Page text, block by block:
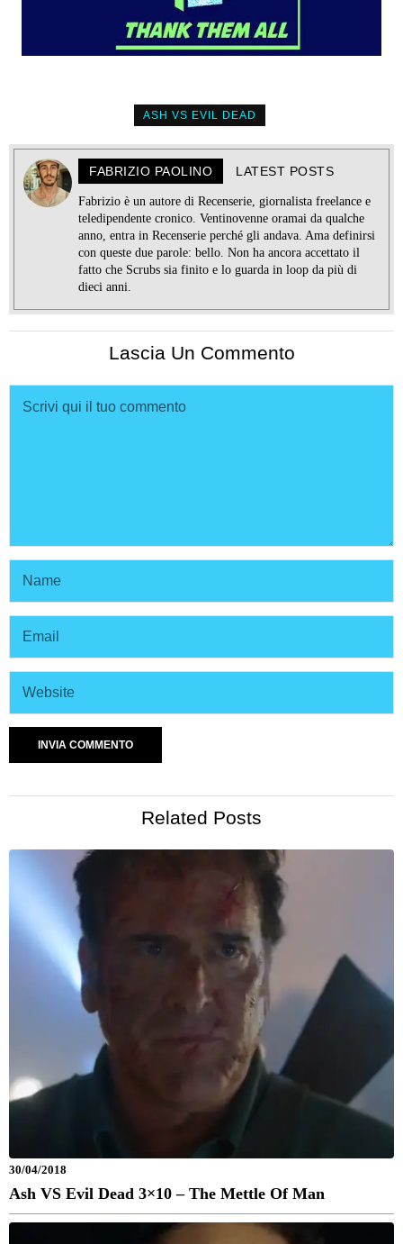
ASH VS EVIL DEAD
FABRIZIO PAOLINO LATEST POSTS
Fabrizio è un autore di Recenserie, giornalista freelance e
teledipendente cronico. Ventinovenne oramai da qualche
anno, entra in Recenserie perché gli andava. Ama definirsi
con queste due parole: bello. Non ha ancora accettato il
fatto che Scrubs sia finito e lo guarda in loop da più di
dieci anni.
Lascia Un Commento
Related Posts
30/04/2018
Ash VS Evil Dead 3×10 – The Mettle Of Man